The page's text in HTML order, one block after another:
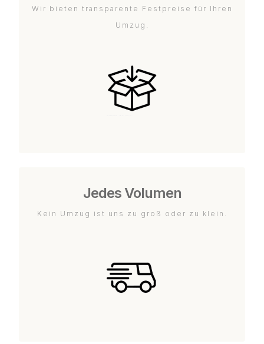
Wir bieten transparente Festpreise für Ihren
Umzug.
Jedes Volumen
Kein Umzug ist uns zu groß oder zu klein.